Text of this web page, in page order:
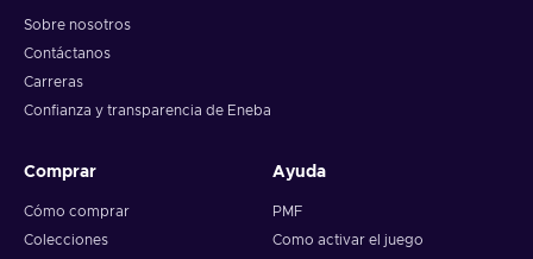
Sobre nosotros
Contáctanos
Carreras
Confianza y transparencia de Eneba
Comprar
Cómo comprar
Colecciones
Ayuda
PMF
Como activar el juego